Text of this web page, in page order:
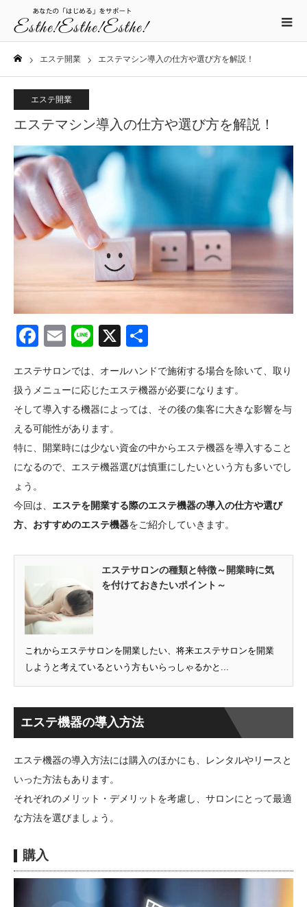
エステ開業 エステマシン導入の仕方や選び方を解説！
エステ開業
エステマシン導入の仕方や選び方を解説！
Facebook
EmailLine
X
エステサロンでは、オールハンドで施術する場合を除いて、取り
扱うメニューに応じたエステ機器が必要になります。
そして導入する機器によっては、その後の集客に大きな影響を与
える可能性があります。
特に、開業時には少ない資金の中からエステ機器を導入すること
になるので、エステ機器選びは慎重にしたいという方も多いでし
ょう。
今回は、 エステを開業する際のエステ機器の導入の仕方や選び
方、おすすめのエステ機器をご紹介していきます。
エステサロンの種類と特徴～開業時に気
を付けておきたいポイント～
これからエステサロンを開業したい、将来エステサロンを開業
しようと考えているという方もいらっしゃるかと...
エステ機器の導入方法
エステ機器の導入方法には購入のほかにも、レンタルやリースと
いった方法もあります。
それぞれのメリット・デメリットを考慮し、サロンにとって最適
な方法を選びましょう。
購入